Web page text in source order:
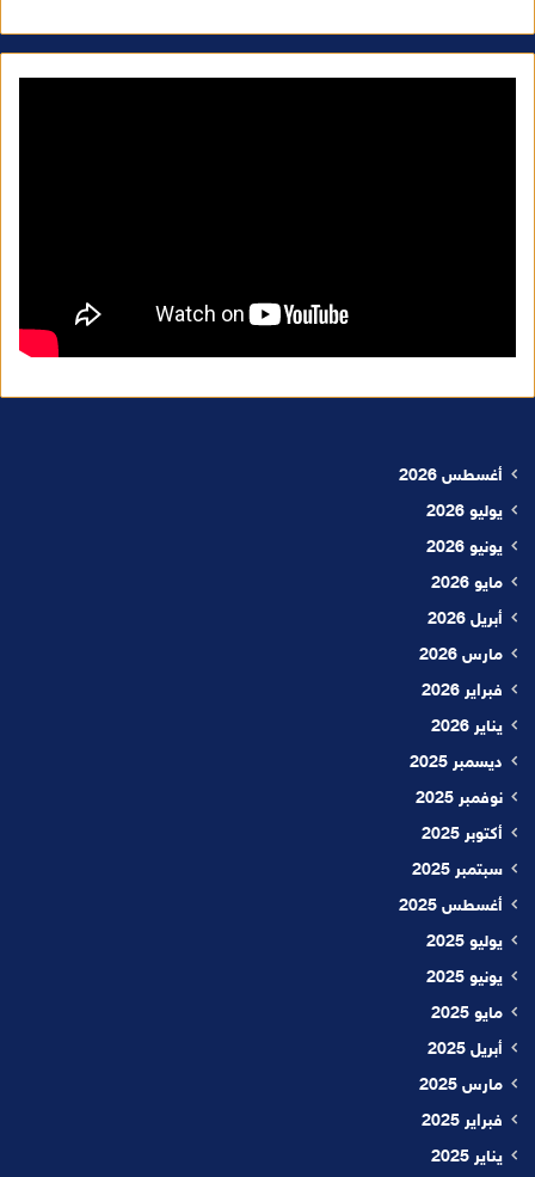
أغسطس 2026
يوليو 2026
يونيو 2026
مايو 2026
أبريل 2026
مارس 2026
فبراير 2026
يناير 2026
ديسمبر 2025
نوفمبر 2025
أكتوبر 2025
سبتمبر 2025
أغسطس 2025
يوليو 2025
يونيو 2025
مايو 2025
أبريل 2025
مارس 2025
فبراير 2025
يناير 2025